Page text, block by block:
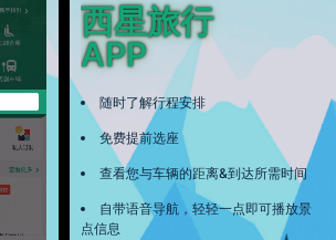
西星旅行
APP
随时了解行程安排
免费提前选座
查看您与车辆的距离&到达所需时间
自带语音导航，轻轻一点即可播放景
点信息